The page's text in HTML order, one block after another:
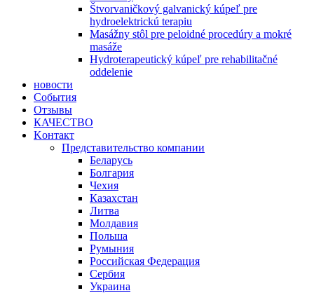
Štvorvaničkový galvanický kúpeľ pre
hydroelektrickú terapiu
Masážny stôl pre peloidné procedúry a mokré
masáže
Hydroterapeutický kúpeľ pre rehabilitačné
oddelenie
новости
События
Отзывы
КАЧЕСТВО
Kонтакт
Представительство компании
Беларусь
Болгария
Чехия
Казахстан
Литва
Молдавия
Польша
Румыния
Рoccийcкaя Фeдeрaция
Сербия
Украина